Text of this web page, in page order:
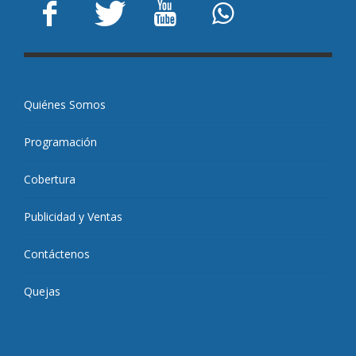
Quiénes Somos
Programación
Cobertura
Publicidad y Ventas
Contáctenos
Quejas